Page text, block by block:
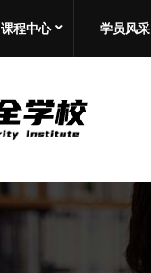
课程中心 学员风采